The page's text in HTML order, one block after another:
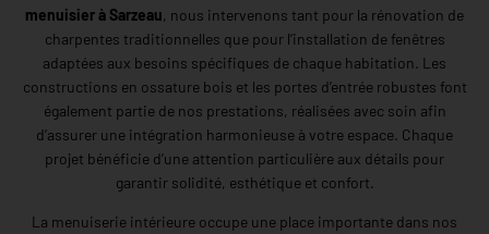
menuisier à Sarzeau, nous intervenons tant pour la rénovation de
charpentes traditionnelles que pour l’installation de fenêtres
adaptées aux besoins spécifiques de chaque habitation. Les
constructions en ossature bois et les portes d’entrée robustes font
également partie de nos prestations, réalisées avec soin afin
d’assurer une intégration harmonieuse à votre espace. Chaque
projet bénéficie d’une attention particulière aux détails pour
garantir solidité, esthétique et confort.
La menuiserie intérieure occupe une place importante dans nos